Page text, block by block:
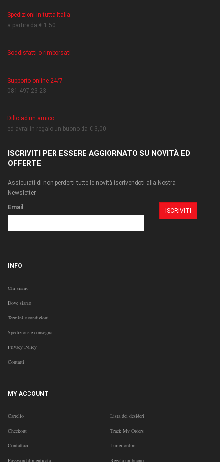
Spedizioni in tutta Italia
a partire da € 1.50
Soddisfatti o rimborsati
Supporto online 24/7
081 497 23 23
Dillo ad un amico
ed avrai in regalo un buono da € 3,00
ISCRIVITI PER ESSERE AGGIORNATO SU NOVITÀ ED
OFFERTE
Assicurati di non perderti tutte le novità iscrivendoti alla Nostra
Newsletter
Email
INFO
Chi siamo
Dove siamo
Termini e condizioni
Spedizione e consegna
Privacy Policy
Contatti
MY ACCOUNT
Carrello Lista dei desideri
Checkout Track My Orders
Contattaci I miei ordini
Password dimenticata Regala un buono